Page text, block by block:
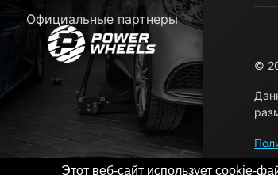
Этот веб-сайт использует cookie-
©
Официальные партнеры